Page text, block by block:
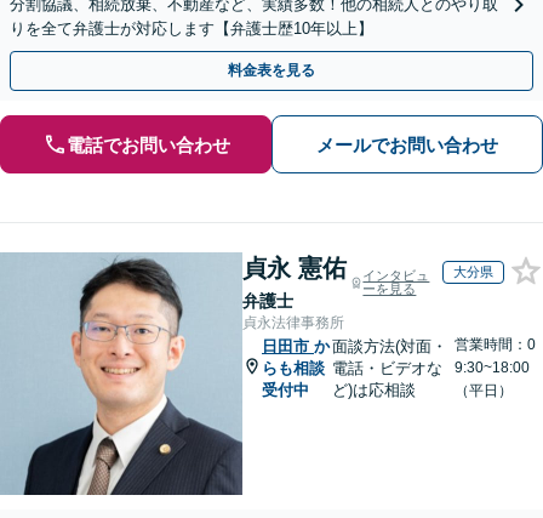
分割協議、相続放棄、不動産など、実績多数！他の相続人とのやり取
りを全て弁護士が対応します【弁護士歴10年以上】
料金表を見る
電話でお問い合わせ メールでお問い合わせ
貞永 憲佑
弁護士
インタビュ
ーを見る
大分県
貞永法律事務所
日田市 か
らも相談
受付中
面談方法(対面・
電話・ビデオな
ど)は応相談
営業時間：0
9:30~18:00
（平日）